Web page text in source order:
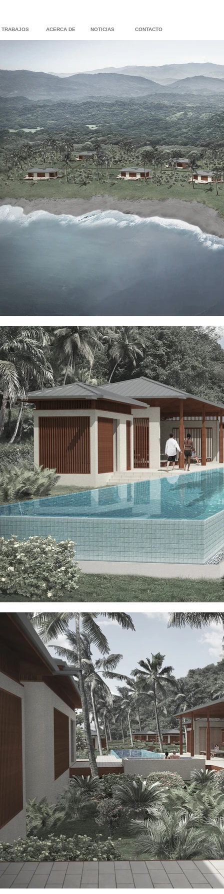
TRABAJOS ACERCA DE NOTICIAS CONTACTO